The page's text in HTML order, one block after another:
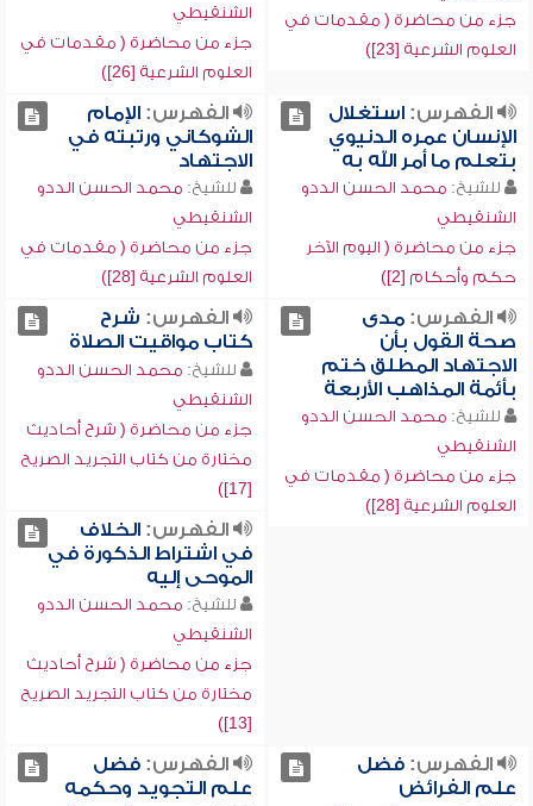
جزء من محاضرة ( مقدمات في
العلوم الشرعية [23])
الشنقيطي
جزء من محاضرة ( مقدمات في
العلوم الشرعية [26])
الفهرس:استغلال
الإنسان عمره الدنيوي
بتعلم ما أمر الله به
للشيخ: محمد الحسن الددو
الشنقيطي
جزء من محاضرة ( اليوم الآخر
حكم وأحكام [2])
الفهرس:الإمام
الشوكاني ورتبته في
الاجتهاد
للشيخ: محمد الحسن الددو
الشنقيطي
جزء من محاضرة ( مقدمات في
العلوم الشرعية [28])
الفهرس:مدى
صحة القول بأن
الاجتهاد المطلق ختم
بأئمة المذاهب الأربعة
للشيخ: محمد الحسن الددو
الشنقيطي
جزء من محاضرة ( مقدمات في
العلوم الشرعية [28])
الفهرس: شرح
كتاب مواقيت الصلاة
للشيخ: محمد الحسن الددو
الشنقيطي
جزء من محاضرة ( شرح أحاديث
مختارة من كتاب التجريد الصريح
[17])
الفهرس:الخلاف
في اشتراط الذكورة في
الموحى إليه
للشيخ: محمد الحسن الددو
الشنقيطي
جزء من محاضرة ( شرح أحاديث
مختارة من كتاب التجريد الصريح
[13])
الفهرس:فضل
علم الفرائض
الفهرس:فضل
علم التجويد وحكمه